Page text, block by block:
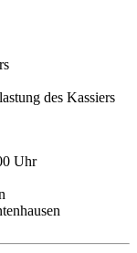
des Kassiers
Uhr